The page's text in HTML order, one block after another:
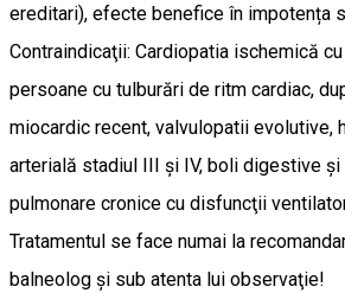
ereditari), efecte benefice în impotența
Contraindicaţii: Cardiopatia ischemică
persoane cu tulburări de ritm cardiac,
miocardic recent, valvulopatii evolutive,
arterială stadiul III şi IV, boli digestive şi
pulmonare cronice cu disfuncţii
Tratamentul se face numai la
balneolog şi sub atenta lui observaţie!